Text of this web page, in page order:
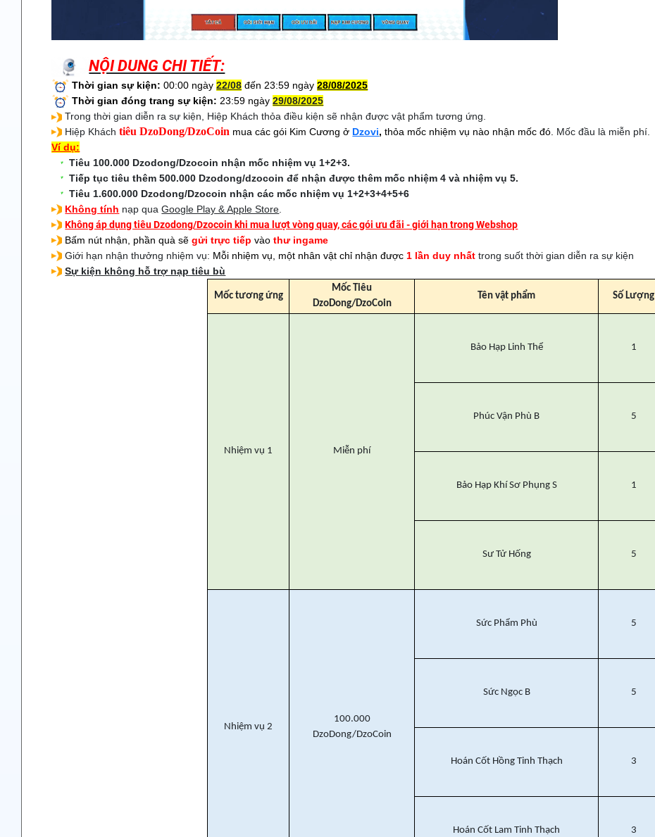
NỘI DUNG CHI TIẾT:
Thời gian sự kiện: 00:00 ngày22/08 đến 23:59 ngày28/08/2025
Thời gian đóng trang sự kiện: 23:59 ngày29/08/2025
Trong thời gian diễn ra sự kiện, Hiệp Khách thỏa điều kiện sẽ nhận được vật phẩm tương ứng.
Hiệp Khách tiêu DzoDong/DzoCoin mua các gói Kim Cương ở Dzovi,thỏa mốc nhiệm vụ nào nhận mốc đó. Mốc đầu là miễn phí.
Ví dụ:
Tiêu 100.000 Dzodong/Dzocoin nhận mốc nhiệm vụ 1+2+3.
Tiếp tục tiêu thêm 500.000 Dzodong/dzocoin để nhận được thêm mốc nhiệm 4 và nhiệm vụ 5.
Tiêu 1.600.000 Dzodong/Dzocoin nhận các mốc nhiệm vụ 1+2+3+4+5+6
Không tính nạp quaGoogle Play & Apple Store
Không áp dụng tiêu Dzodong/Dzocoin khi mua lượt vòng quay, các gói ưu đãi - giới hạn trong Webshop
Bấm nút nhận, phần quà sẽgửi trực tiếp vào thư ingame
Giới hạn nhận thưởng nhiệm vụ: Mỗi nhiệm vụ, một nhân vật chỉ nhận được 1 lần duy nhấttrong suốt thời gian diễn ra sự kiện
Sự kiện không hỗ trợ nạp tiêu bù
Mốc tương ứng
Mốc Tiêu
DzoDong/DzoCoin
Tên vật phẩm Số Lượng
Nhiệm vụ 1 Miễn phí
Bảo Hạp Linh Thể 1
Phúc Vận Phù B 5
Bảo Hạp Khí Sơ Phụng S 1
Sư Tử Hống 5
Nhiệm vụ 2
100.000
DzoDong/DzoCoin
Sức Phẩm Phù 5
Sức Ngọc B 5
Hoán Cốt Hồng Tinh Thạch 3
Hoán Cốt Lam Tinh Thạch 3